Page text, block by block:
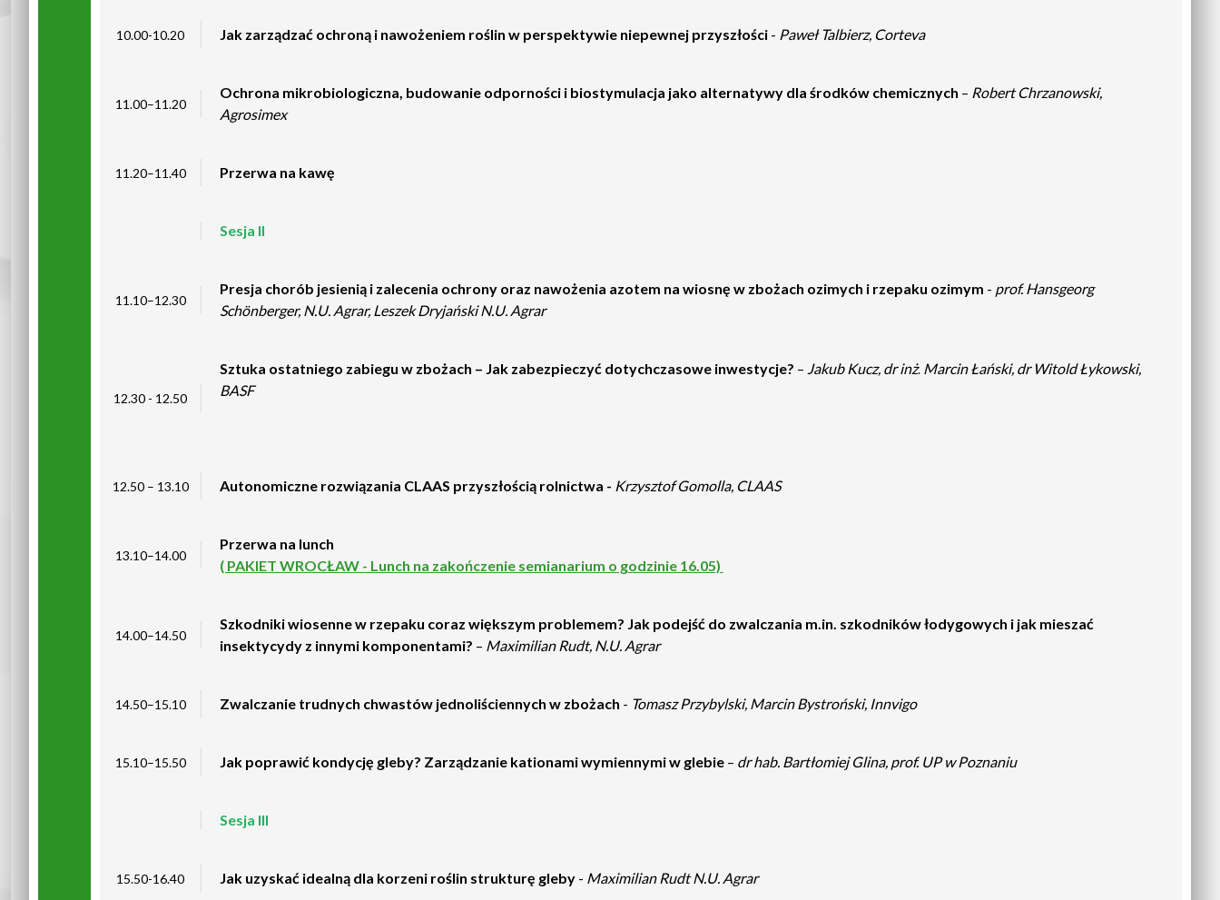
10.00-10.20 Jak zarządzać ochroną i nawożeniem roślin w perspektywie niepewnej przyszłości- Paweł Talbierz, Corteva
11.00–11.20
Ochrona mikrobiologiczna, budowanie odporności i biostymulacja jako alternatywy dla środków chemicznych – Robert Chrzanowski,
Agrosimex
11.20–11.40 Przerwa na kawę
Sesja II
11.10–12.30
Presja chorób jesienią i zalecenia ochrony oraz nawożenia azotem na wiosnę w zbożach ozimych i rzepaku ozimym - prof. Hansgeorg
Schönberger, N.U. Agrar, Leszek Dryjański N.U. Agrar
12.30 - 12.50
Sztuka ostatniego zabiegu w zbożach – Jak zabezpieczyć dotychczasowe inwestycje? – Jakub Kucz, dr inż. Marcin Łański, dr Witold Łykowski,
BASF
12.50 – 13.10 Autonomiczne rozwiązania CLAAS przyszłością rolnictwa - Krzysztof Gomolla, CLAAS
13.10–14.00
Przerwa na lunch
( PAKIET WROCŁAW - Lunch na zakończenie semianarium o godzinie 16.05)
14.00–14.50
Szkodniki wiosenne w rzepaku coraz większym problemem? Jak podejść do zwalczania m.in. szkodników łodygowych i jak mieszać
insektycydy z innymi komponentami? – Maximilian Rudt, N.U. Agrar
14.50–15.10 Zwalczanie trudnych chwastów jednoliściennych w zbożach - Tomasz Przybylski, Marcin Bystroński, Innvigo
15.10–15.50 Jak poprawić kondycję gleby? Zarządzanie kationami wymiennymi w glebie – dr hab. Bartłomiej Glina, prof. UP w Poznaniu
Sesja III
15.50-16.40 Jak uzyskać idealną dla korzeni roślin strukturę gleby- Maximilian Rudt N.U. Agrar